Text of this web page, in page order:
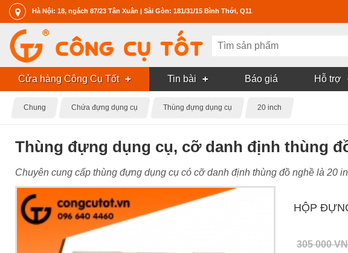
Hà Nội: 18, ngách 87/23 Tân Xuân | Sài Gòn: 181/31/15 Bình Thới, Q11
Cửa hàng Công Cụ Tốt Tin bài Báo giá Hỗ trợ
Chung Chứa đựng dụng cụ Thùng đựng dụng cụ 20 inch
Thùng đựng dụng cụ, cỡ danh định thùng
Chuyên cung cấp thùng đựng dụng cụ có cỡ danh định thùng đồ nghề là 20
HỘP
305 000